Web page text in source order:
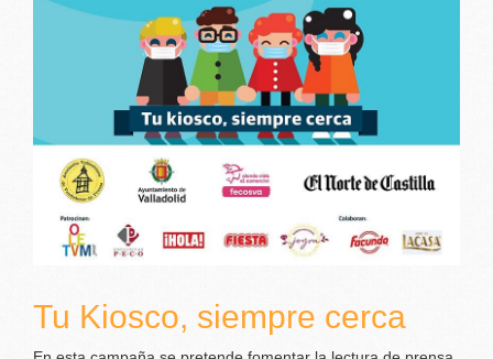
Tu Kiosco, siempre cerca